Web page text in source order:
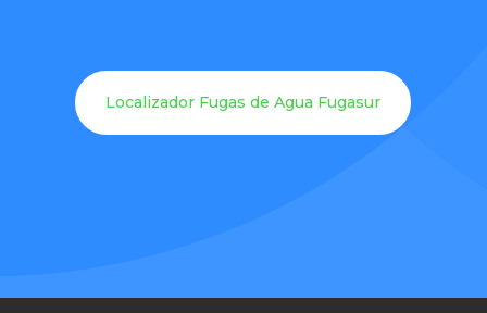
Localizador Fugas de Agua Fugasur